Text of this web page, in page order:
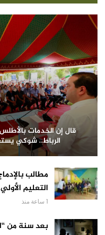
قال إن الخدمات
الرباط.. شوكي
مطالب
التعليم
1 ساعة منذ
بعد سنة من